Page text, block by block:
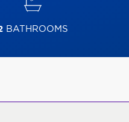
BATHROOMS